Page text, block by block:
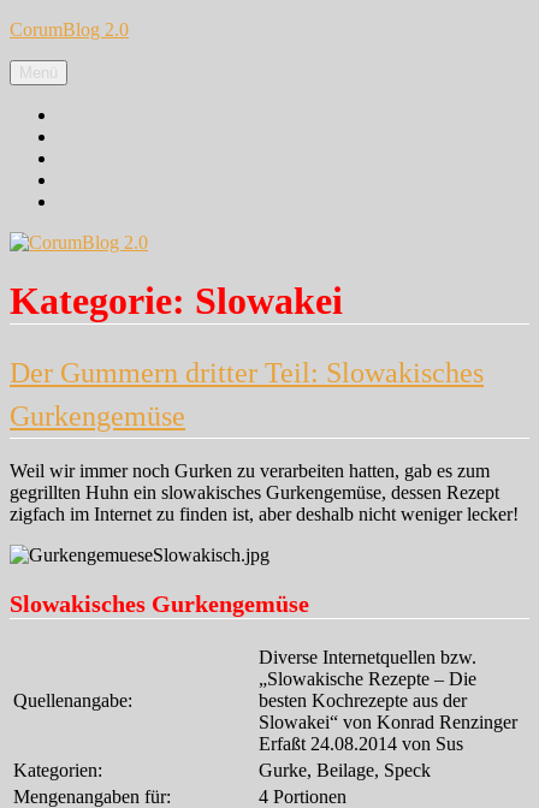
Zum
springen
CorumBlog 2.0
Menü
Kategorie: Slowakei
Der Gummern dritter Teil: Slowakisches
Gurkengemüse
Weil wir immer noch Gurken zu verarbeiten hatten, gab es zum
gegrillten Huhn ein slowakisches Gurkengemüse, dessen Rezept
zigfach im Internet zu finden ist, aber deshalb nicht weniger lecker!
Slowakisches Gurkengemüse
Quellenangabe:
Diverse Internetquellen bzw.
„Slowakische Rezepte – Die
besten Kochrezepte aus der
Slowakei“ von Konrad Renzinger
Erfaßt 24.08.2014 von Sus
Kategorien:
Gurke, Beilage, Speck
Mengenangaben für:
4 Portionen